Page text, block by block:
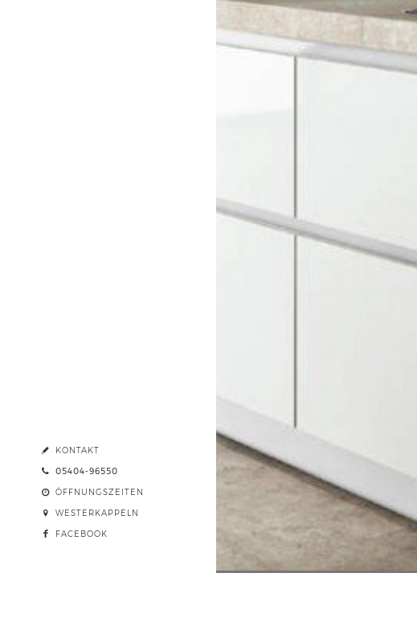
KONTAKT
05404-96550
ÖFFNUNGSZEITEN
WESTERKAPPELN
FACEBOOK